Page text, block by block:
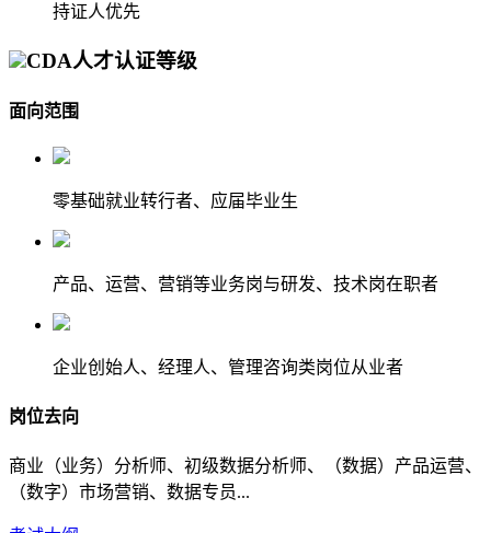
持证人优先
CDA人才认证等级
面向范围
零基础就业转行者、应届毕业生
产品、运营、营销等业务岗与研发、技术岗在职者
企业创始人、经理人、管理咨询类岗位从业者
岗位去向
商业（业务）分析师、初级数据分析师、（数据）产品运营、
（数字）市场营销、数据专员...